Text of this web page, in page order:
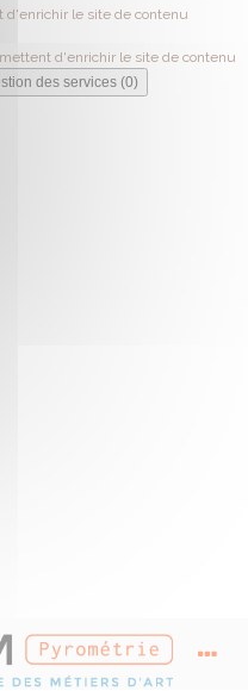
d'enrichir le site de contenu
d'enrichir le site de contenu
des services (0)